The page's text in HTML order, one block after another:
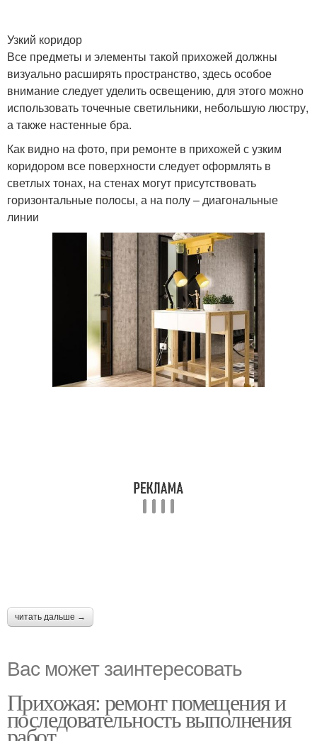
Узкий коридор
Все предметы и элементы такой прихожей должны
визуально расширять пространство, здесь особое
внимание следует уделить освещению, для этого можно
использовать точечные светильники, небольшую люстру,
а также настенные бра.
Как видно на фото, при ремонте в прихожей с узким
коридором все поверхности следует оформлять в
светлых тонах, на стенах могут присутствовать
горизонтальные полосы, а на полу – диагональные
линии
читать дальше →
Вас может заинтересовать
Прихожая: ремонт помещения и
последовательность выполнения